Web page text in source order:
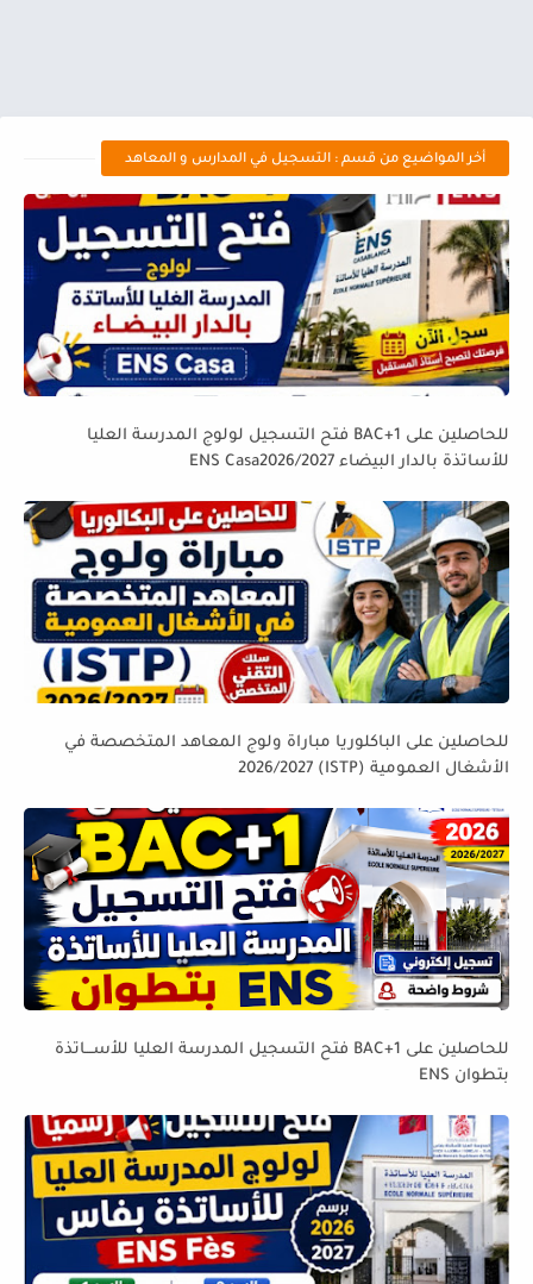
أخر المواضيع من قسم : التسجيل في المدارس و المعاهد
للحاصلين على BAC+1 فتح التسجيل لولوج المدرسة العليا
للأساتذة بالدار البيضاء ENS Casa2026/2027
للحاصلين على الباكلوريا مباراة ولوج المعاهد المتخصصة في
الأشغال العمومية (ISTP) 2026/2027
للحاصلين على BAC+1 فتح التسجيل المدرسة العليا للأســـاتذة
بتطوان ENS